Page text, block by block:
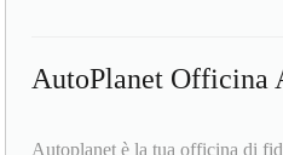
AutoPlanet Officina
Autoplanet è la tua officina di